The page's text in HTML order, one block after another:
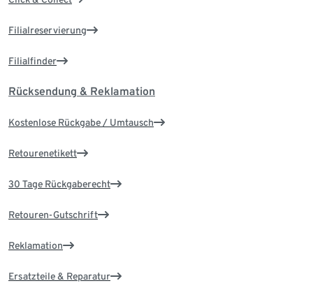
Filialreservierung
Filialfinder
Rücksendung & Reklamation
Kostenlose Rückgabe / Umtausch
Retourenetikett
30 Tage Rückgaberecht
Retouren-Gutschrift
Reklamation
Ersatzteile & Reparatur